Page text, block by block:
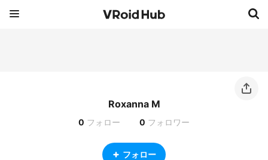
Roxanna M
0 フォロー 0 フォロワー
フォロー